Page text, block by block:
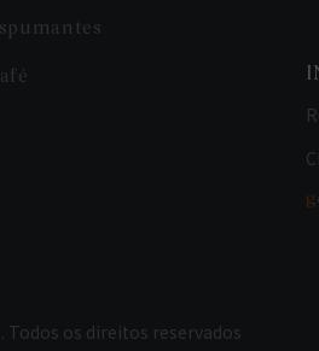
Todos os direitos reservados